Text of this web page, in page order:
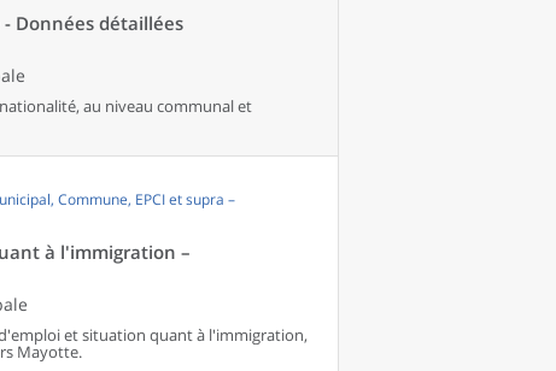
Données détaillées
au niveau communal et
Commune, EPCI et supra –
à l'immigration –
et situation quant à l'immigration,
Mayotte.